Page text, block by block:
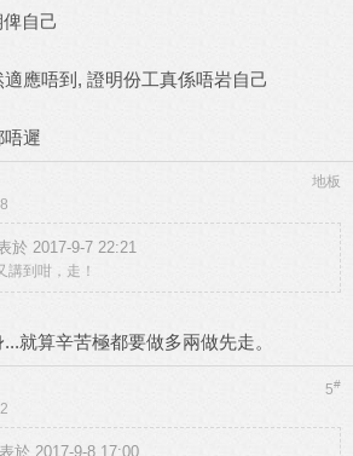
自己
應唔到, 證明份工真係唔岩自己
唔遲
地板
於 2017-9-7 22:21
講到咁，走！
就算辛苦極都要做多兩做先走。
5#
於 2017-9-8 17:00